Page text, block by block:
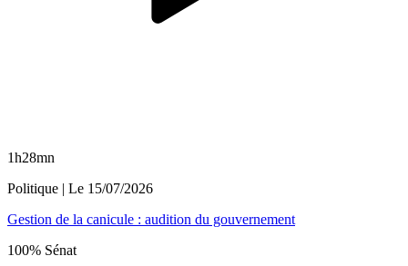
1h28mn
Politique | Le 15/07/2026
Gestion de la canicule : audition du gouvernement
100% Sénat